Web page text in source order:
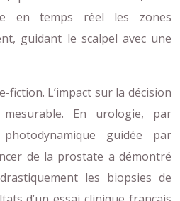
en temps réel les zones
guidant le scalpel avec une
fiction. L’impact sur la décision
En urologie, par
guidée par
de la prostate a démontré
les biopsies de